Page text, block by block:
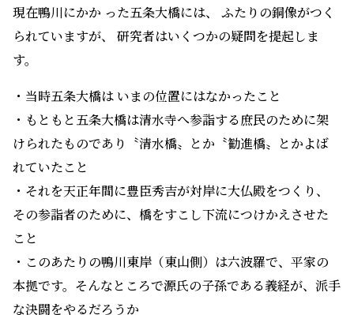
現在鴨川にかか った五条大橋には、 ふたりの銅像がつく
られていますが、 研究者はいくつかの疑問を提起しま
す。
・当時五条大橋は いまの位置にはなかったこと
・もともと五条大橋は清水寺へ参詣する庶民のために架
けられたものであり〝清水橋〟とか〝勧進橋〟とかよば
れていたこと
・それを天正年間に豊臣秀吉が対岸に大仏殿をつくり、
その参詣者のために、橋をすこし下流につけかえさせた
こと
・このあたりの鴨川東岸（東山側）は六波羅で、平家の
本拠です。そんなところで源氏の子孫である義経が、派手
な決闘をやるだろうか